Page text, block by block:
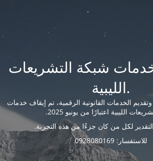
شبكة التشريعات
الليبية.
الخدمات القانونية الرقمية، تم إيقاف خدمات
الليبية اعتبارًا من يونيو 2025.
لكل من كان جزءًا من هذه التجربة.
للاستفسار: 0928080169